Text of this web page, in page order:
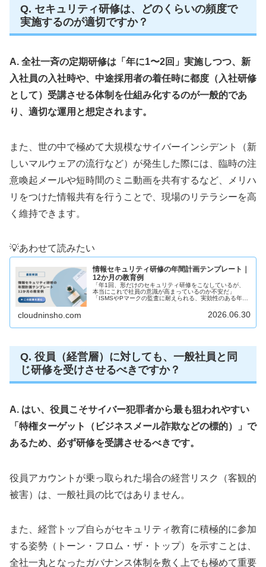
Q. セキュリティ研修は、どのくらいの頻度で
実施するのが適切ですか？
A. 全社一斉の定期研修は「年に1〜2回」実施しつつ、新
入社員の入社時や、中途採用者の着任時に都度（入社研修
として）受講させる体制を仕組み化するのが一般的であ
り、適切な運用と想定されます。
また、世の中で極めて大規模なサイバーインシデント（新
しいマルウェアの流行など）が発生した際には、臨時の注
意喚起メールや短時間のミニ動画を共有するなど、メリハ
リをつけた情報共有を行うことで、現場のリテラシーを高
く維持できます。
💡あわせて読みたい
情報セキュリティ研修の年間計画テンプレート｜
12か月の教育例
「年1回、形だけのセキュリティ研修をこなしているが、
本当にこれで社員の意識が高まっているのか不安だ」
「ISMSやPマークの監査に耐えられる、実効性のある年間
cloudninsho.com 2026.06.30
Q. 役員（経営層）に対しても、一般社員と同
じ研修を受けさせるべきですか？
A. はい、役員こそサイバー犯罪者から最も狙われやすい
「特権ターゲット（ビジネスメール詐欺などの標的）」で
あるため、必ず研修を受講させるべきです。
役員アカウントが乗っ取られた場合の経営リスク（客観的
被害）は、一般社員の比ではありません。
また、経営トップ自らがセキュリティ教育に積極的に参加
する姿勢（トーン・フロム・ザ・トップ）を示すことは、
全社一丸となったガバナンス体制を敷く上でも極めて重要